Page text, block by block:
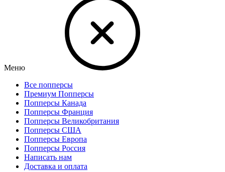
Меню
Все попперсы
Премиум Попперсы
Попперсы Канада
Попперсы Франция
Попперсы Великобритания
Попперсы США
Попперсы Европа
Попперсы Россия
Написать нам
Доставка и оплата